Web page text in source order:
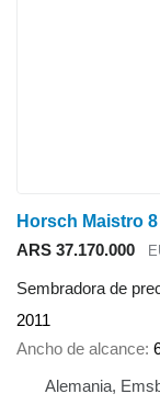
Horsch Maistro 8
ARS 37.170.000
Sembradora de
2011
Ancho de alcance
Alemania,